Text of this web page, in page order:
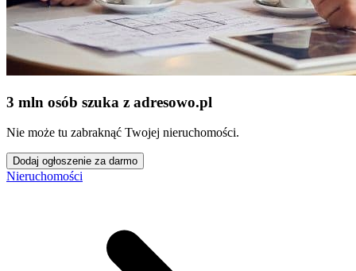
3 mln osób szuka z adresowo.pl
Nie może tu zabraknąć Twojej nieruchomości.
Dodaj ogłoszenie za darmo
Nieruchomości